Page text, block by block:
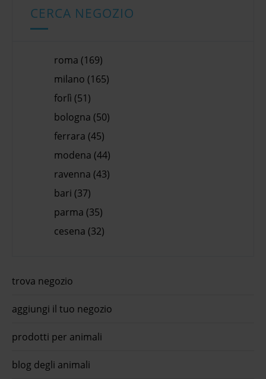
CERCA NEGOZIO
roma (169)
milano (165)
forlì (51)
bologna (50)
ferrara (45)
modena (44)
ravenna (43)
bari (37)
parma (35)
cesena (32)
trova negozio
aggiungi il tuo negozio
prodotti per animali
blog degli animali